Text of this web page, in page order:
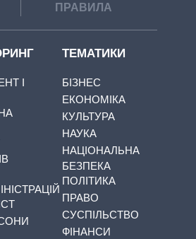
ПРАВИЛА
І
ТЕМАТИКИ
БІЗНЕС
ЕКОНОМІКА
КУЛЬТУРА
НАУКА
НАЦІОНАЛЬНА
БЕЗПЕКА
ПОЛІТИКА
ПРАВО
СУСПІЛЬСТВО
ФІНАНСИ